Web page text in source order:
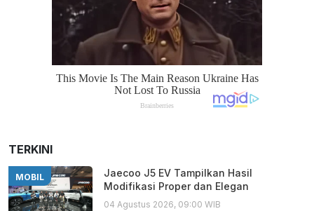
TERKINI
MOBIL
Jaecoo J5 EV Tampilkan Hasil
Modifikasi Proper dan Elegan
04 Agustus 2026, 09:00 WIB